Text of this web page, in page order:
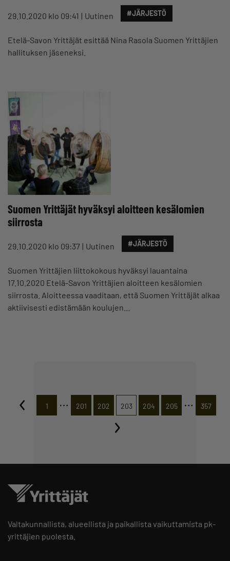
29.10.2020 klo 09:41 Uutinen #JÄRJESTÖ
Etelä-Savon Yrittäjät esittää Nina Rasola Suomen Yrittäjien
hallituksen jäseneksi.
Suomen Yrittäjät hyväksyi aloitteen kesälomien
siirrosta
29.10.2020 klo 09:37 Uutinen #JÄRJESTÖ
Suomen Yrittäjien liittokokous hyväksyi lauantaina
17.10.2020 Etelä-Savon Yrittäjien aloitteen kesälomien
siirrosta. Aloitteessa vaaditaan, että Suomen Yrittäjät alkaa
aktiivisesti edistämään koulujen…
1 … 201 202 203 204 205 … 357
Valtakunnallista, alueellista ja paikallista vaikuttamista pk-
yrittäjien puolesta.